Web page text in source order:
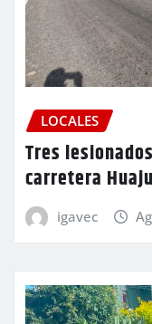
LOCALES
Tres
carretera
igavec